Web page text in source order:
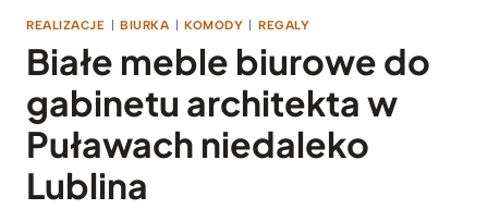
REALIZACJE | BIURKA | KOMODY | REGALY
Białe meble biurowe do
gabinetu architekta w
Puławach niedaleko
Lublina